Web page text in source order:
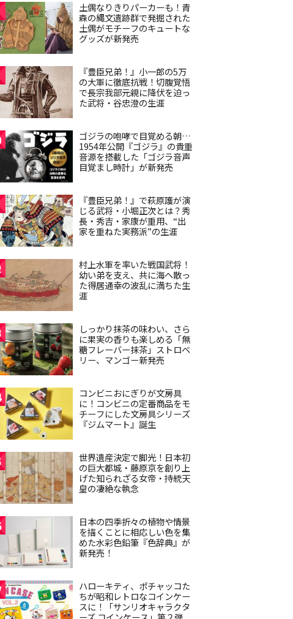
土偶なりきりパーカーも！青
森の縄文遺跡群で発掘された
土偶がモチーフのキュートな
グッズが新発売
『豊臣兄弟！』小一郎の5万
の大軍に徹底抗戦！切腹覚悟
で長宗我部元親に降伏を迫っ
た武将・谷忠澄の生涯
ゴジラの咆哮で目覚める朝…
1954年公開『ゴジラ』の貴重
音源を搭載した「ゴジラ音声
目覚まし時計」が新発売
『豊臣兄弟！』で萩原護が演
じる武将・小堀正次とは？秀
長・秀吉・家康が重用、“出
家を重ねた実務派”の生涯
村上水軍を率いた戦国武将！
幼い弟を支え、共に海へ散っ
た得居通幸の波乱に満ちた生
涯
しっかり抹茶の味わい、さら
に果実の香りも楽しめる「無
糖フレーバー抹茶」ストロベ
リー、マンゴー新発売
コンビニおにぎりが文房具
に！コンビニの定番商品をモ
チーフにした文房具シリーズ
『ジムマート』誕生
世界遺産決定で脚光！日本初
の巨大都城・藤原京を創り上
げた知られざる女帝・持統天
皇の凄絶な執念
日本の四季折々の植物や情景
を描くことに相応しい色を集
めた水彩色鉛筆『色辞典』が
新発売！
ハローキティ、ポチャッコた
ちが昭和レトロなコインケー
スに！「サンリオキャラクタ